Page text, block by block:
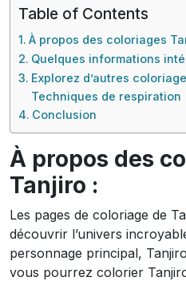
Table of Contents
À propos des coloriages
Quelques informations
Explorez d’autres
Techniques de respiration
Conclusion
À propos des
Tanjiro :
Les pages de coloriage de
découvrir l’univers
personnage principal,
vous pourrez colorier